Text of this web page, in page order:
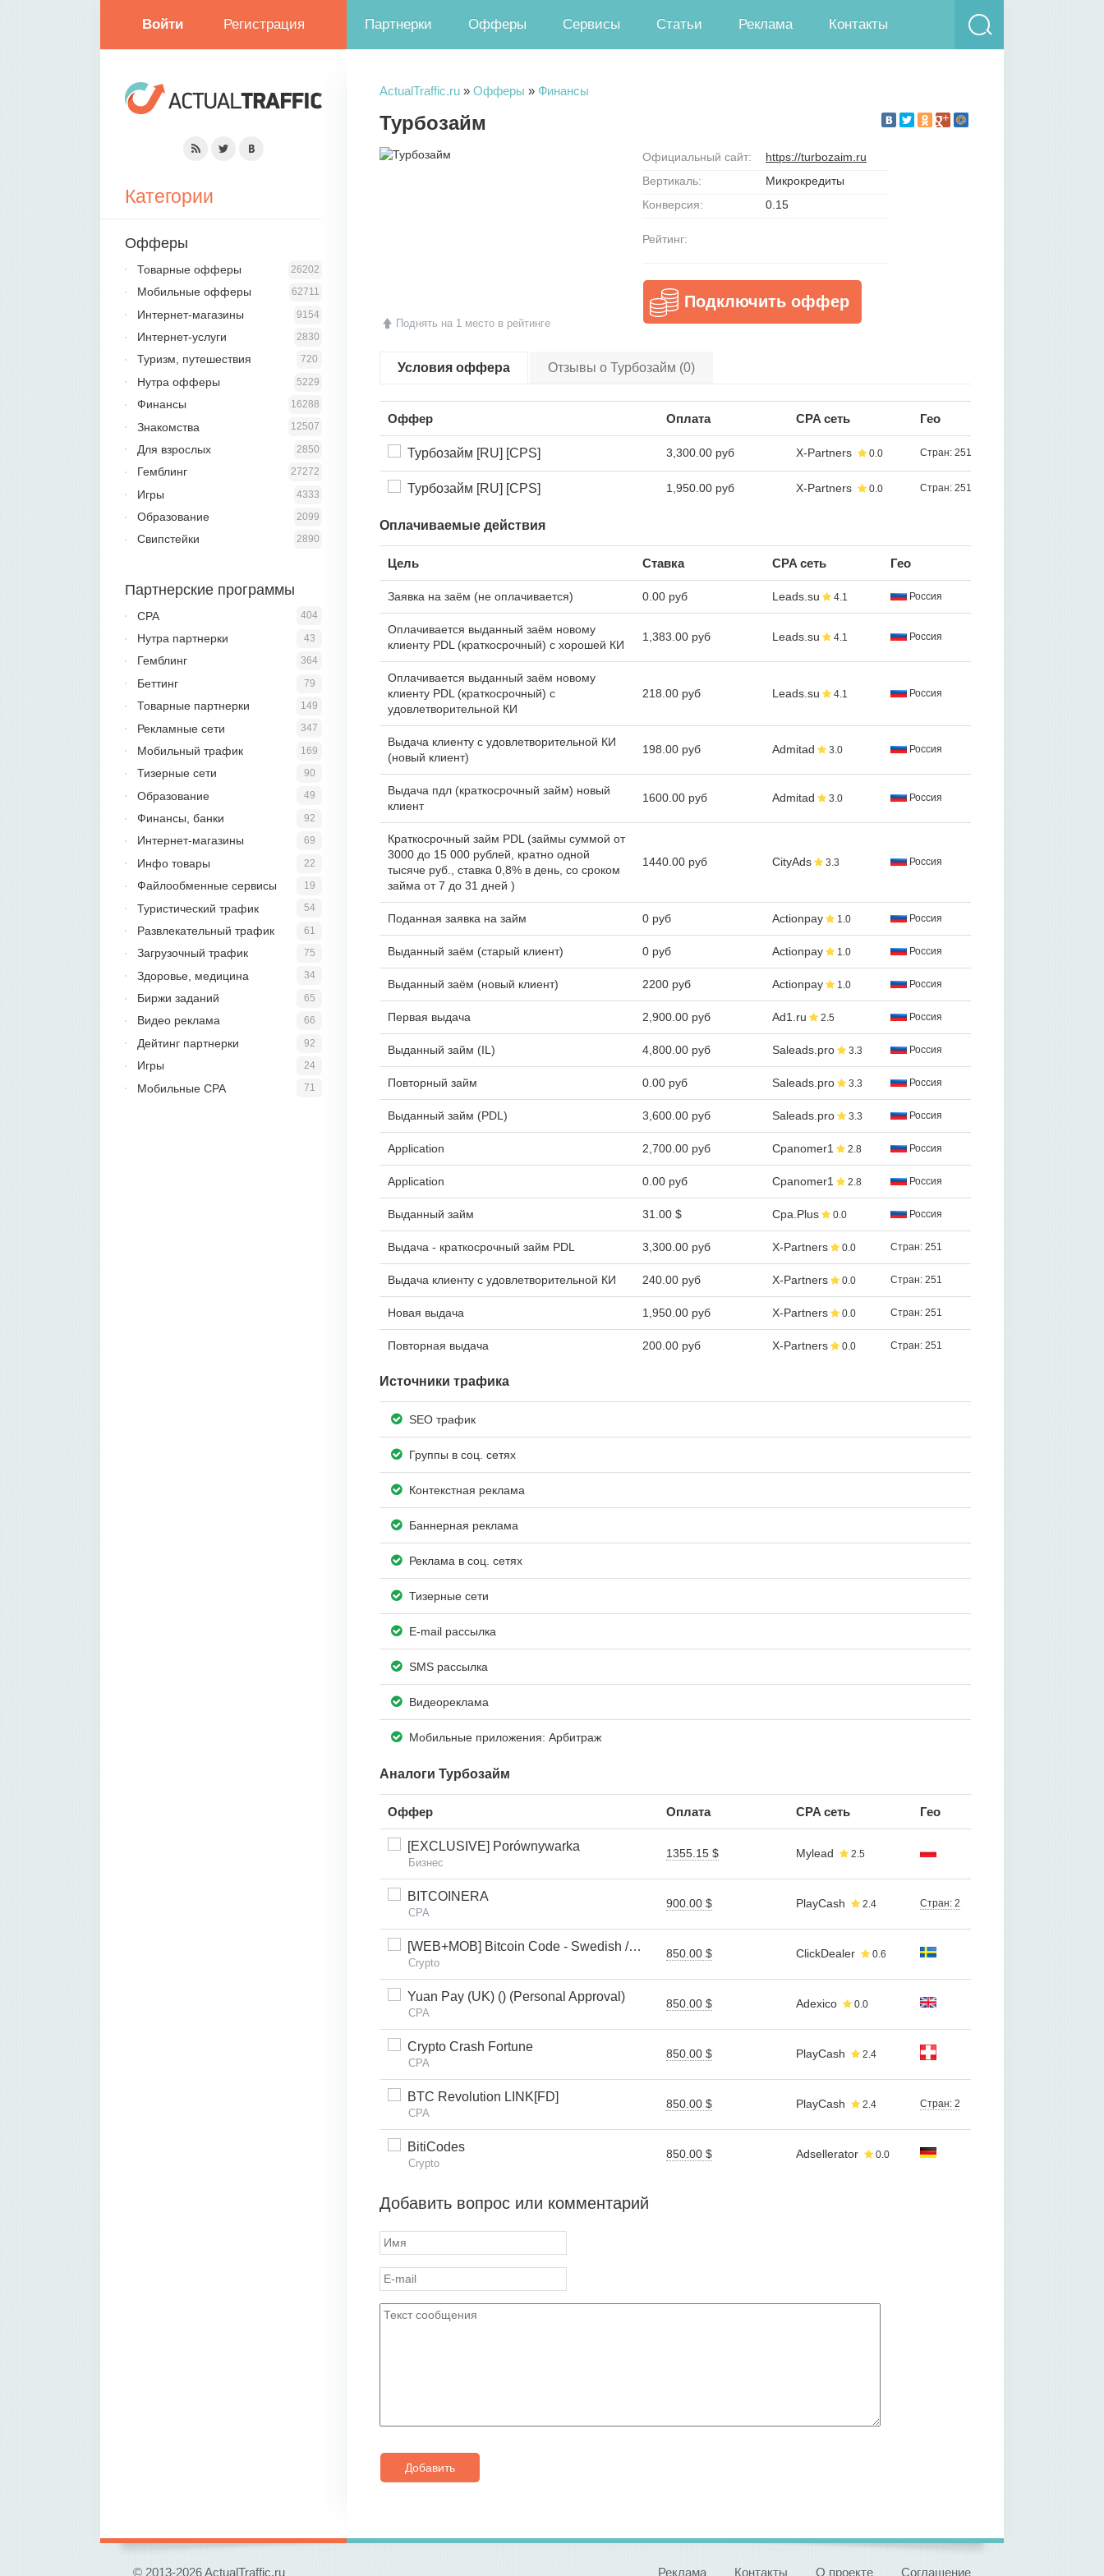
Войти Регистрация Партнерки Офферы Сервисы Статьи Реклама Контакты
ActualTraffic.ru » Офферы » Финансы
Турбозайм
Поднять на 1 место в рейтинге
Официальный сайт:
https://turbozaim.ru
Вертикаль:
Микрокредиты
Конверсия:
0.15
Рейтинг:
Подключить оффер
Условия оффера Отзывы о Турбозайм (0)
Оффер Оплата CPA сеть Гео
Турбозайм [RU] [CPS] 3,300.00 руб X-Partners 0.0 Стран: 251
Турбозайм [RU] [CPS] 1,950.00 руб X-Partners 0.0 Стран: 251
Оплачиваемые действия
Цель Ставка CPA сеть Гео
Заявка на заём (не оплачивается) 0.00 руб Leads.su 4.1 Россия
Оплачивается выданный заём новому
клиенту PDL (краткосрочный) с хорошей КИ
1,383.00 руб Leads.su 4.1 Россия
Оплачивается выданный заём новому
клиенту PDL (краткосрочный) с
удовлетворительной КИ
218.00 руб Leads.su 4.1 Россия
Выдача клиенту с удовлетворительной КИ
(новый клиент)
198.00 руб Admitad 3.0 Россия
Выдача пдл (краткосрочный займ) новый
клиент
1600.00 руб Admitad 3.0 Россия
Краткосрочный займ PDL (займы суммой от
3000 до 15 000 рублей, кратно одной
тысяче руб., ставка 0,8% в день, со сроком
займа от 7 до 31 дней )
1440.00 руб CityAds 3.3 Россия
Поданная заявка на займ 0 руб Actionpay 1.0 Россия
Выданный заём (старый клиент) 0 руб Actionpay 1.0 Россия
Выданный заём (новый клиент) 2200 руб Actionpay 1.0 Россия
Первая выдача 2,900.00 руб Ad1.ru 2.5 Россия
Выданный займ (IL) 4,800.00 руб Saleads.pro 3.3 Россия
Повторный займ 0.00 руб Saleads.pro 3.3 Россия
Выданный займ (PDL) 3,600.00 руб Saleads.pro 3.3 Россия
Application 2,700.00 руб Cpanomer1 2.8 Россия
Application 0.00 руб Cpanomer1 2.8 Россия
Выданный займ 31.00 $ Cpa.Plus 0.0 Россия
Выдача - краткосрочный займ PDL 3,300.00 руб X-Partners 0.0 Стран: 251
Выдача клиенту с удовлетворительной КИ 240.00 руб X-Partners 0.0 Стран: 251
Новая выдача 1,950.00 руб X-Partners 0.0 Стран: 251
Повторная выдача 200.00 руб X-Partners 0.0 Стран: 251
Источники трафика
SEO трафик
Группы в соц. сетях
Контекстная реклама
Баннерная реклама
Реклама в соц. сетях
Тизерные сети
E-mail рассылка
SMS рассылка
Видеореклама
Мобильные приложения: Арбитраж
Аналоги Турбозайм
Оффер Оплата CPA сеть Гео
[EXCLUSIVE] Porównywarka
Бизнес
1355.15 $ Mylead 2.5
BITCOINERA
CPA
900.00 $ PlayCash 2.4 Стран: 2
[WEB+MOB] Bitcoin Code - Swedish /SE $250 FTD *FB Pixel*
Crypto
850.00 $ ClickDealer 0.6
Yuan Pay (UK) () (Personal Approval)
CPA
850.00 $ Adexico 0.0
Crypto Crash Fortune
CPA
850.00 $ PlayCash 2.4
BTC Revolution LINK[FD]
CPA
850.00 $ PlayCash 2.4 Стран: 2
BitiCodes
Crypto
850.00 $ Adsellerator 0.0
Добавить вопрос или комментарий
Добавить
Категории
Офферы
26202
Товарные офферы
62711
Мобильные офферы
9154
Интернет-магазины
2830
Интернет-услуги
720
Туризм, путешествия
5229
Нутра офферы
16288
Финансы
12507
Знакомства
2850
Для взрослых
27272
Гемблинг
4333
Игры
2099
Образование
2890
Свипстейки
Партнерские программы
404
CPA
43
Нутра партнерки
364
Гемблинг
79
Беттинг
149
Товарные партнерки
347
Рекламные сети
169
Мобильный трафик
90
Тизерные сети
49
Образование
92
Финансы, банки
69
Интернет-магазины
22
Инфо товары
19
Файлообменные сервисы
54
Туристический трафик
61
Развлекательный трафик
75
Загрузочный трафик
34
Здоровье, медицина
65
Биржи заданий
66
Видео реклама
92
Дейтинг партнерки
24
Игры
71
Мобильные CPA
Реклама Контакты О проекте Соглашение
© 2013-2026 ActualTraffic.ru